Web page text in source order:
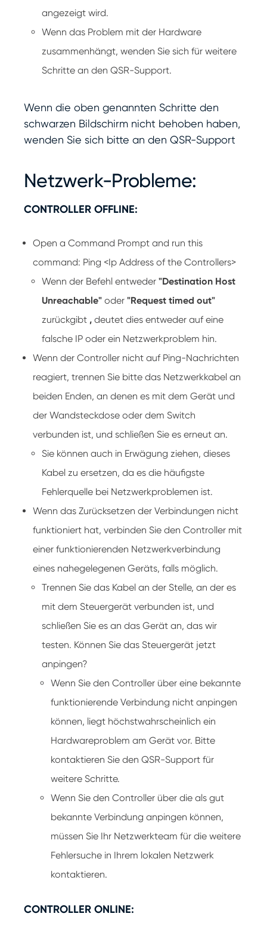
angezeigt wird.
Wenn das Problem mit der Hardware
zusammenhängt, wenden Sie sich für weitere
Schritte an den QSR-Support.
Wenn die oben genannten Schritte den
schwarzen Bildschirm nicht behoben haben,
wenden Sie sich bitte an den QSR-Support
Netzwerk-Probleme:
CONTROLLER OFFLINE:
Open a Command Prompt and run this
command: Ping <Ip Address of the Controllers>
Wenn der Befehl entweder "Destination Host
Unreachable" oder "Request timed out"
zurückgibt , deutet dies entweder auf eine
falsche IP oder ein Netzwerkproblem hin.
Wenn der Controller nicht auf Ping-Nachrichten
reagiert, trennen Sie bitte das Netzwerkkabel an
beiden Enden, an denen es mit dem Gerät und
der Wandsteckdose oder dem Switch
verbunden ist, und schließen Sie es erneut an.
Sie können auch in Erwägung ziehen, dieses
Kabel zu ersetzen, da es die häufigste
Fehlerquelle bei Netzwerkproblemen ist.
Wenn das Zurücksetzen der Verbindungen nicht
funktioniert hat, verbinden Sie den Controller mit
einer funktionierenden Netzwerkverbindung
eines nahegelegenen Geräts, falls möglich.
Trennen Sie das Kabel an der Stelle, an der es
mit dem Steuergerät verbunden ist, und
schließen Sie es an das Gerät an, das wir
testen. Können Sie das Steuergerät jetzt
anpingen?
Wenn Sie den Controller über eine bekannte
funktionierende Verbindung nicht anpingen
können, liegt höchstwahrscheinlich ein
Hardwareproblem am Gerät vor. Bitte
kontaktieren Sie den QSR-Support für
weitere Schritte.
Wenn Sie den Controller über die als gut
bekannte Verbindung anpingen können,
müssen Sie Ihr Netzwerkteam für die weitere
Fehlersuche in Ihrem lokalen Netzwerk
kontaktieren.
CONTROLLER ONLINE: